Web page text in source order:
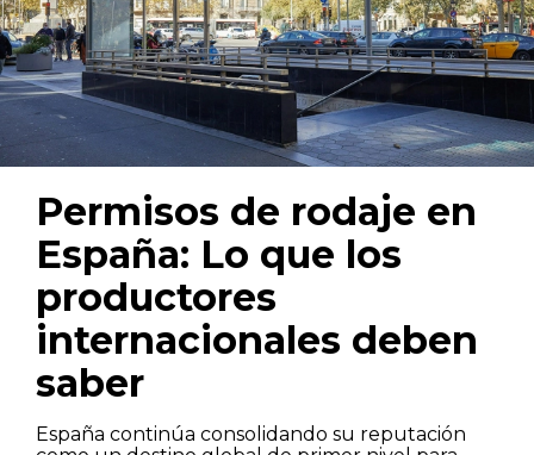
Permisos de rodaje en
España: Lo que los
productores
internacionales deben
saber
España continúa consolidando su reputación